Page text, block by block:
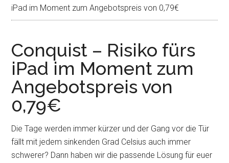
iPad im Moment zum Angebotspreis von 0,79€
Conquist – Risiko fürs
iPad im Moment zum
Angebotspreis von
0,79€
Die Tage werden immer kürzer und der Gang vor die Tür
fällt mit jedem sinkenden Grad Celsius auch immer
schwerer? Dann haben wir die passende Lösung für euer